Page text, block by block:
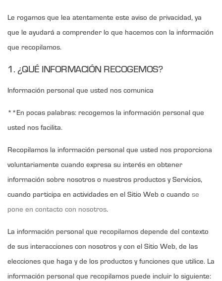
Le rogamos que lea atentamente este aviso de privacidad, ya
que le ayudará a comprender lo que hacemos con la información
que recopilamos.
1. ¿QUÉ INFORMACIÓN RECOGEMOS?
Información personal que usted nos comunica
**En pocas palabras: recogemos la información personal que
usted nos facilita.
Recopilamos la información personal que usted nos proporciona
voluntariamente cuando expresa su interés en obtener
información sobre nosotros o nuestros productos y Servicios,
cuando participa en actividades en el Sitio Web o cuando se
pone en contacto con nosotros.
La información personal que recopilamos depende del contexto
de sus interacciones con nosotros y con el Sitio Web, de las
elecciones que haga y de los productos y funciones que utilice. La
información personal que recopilamos puede incluir lo siguiente: